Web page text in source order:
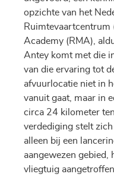
opzichte van het
Ruimtevaartcentrum
Academy (RMA),
Antey komt met die
van die ervaring tot
afvuurlocatie niet in
vanuit gaat, maar in
circa 24 kilometer
verdediging stelt
alleen bij een
aangewezen
vliegtuig